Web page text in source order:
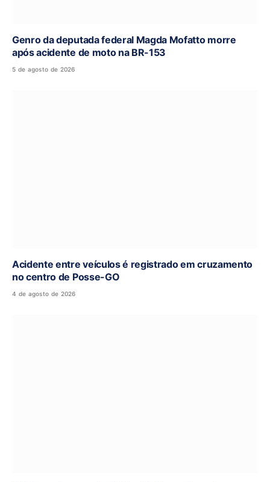
Genro da deputada federal Magda Mofatto morre
após acidente de moto na BR-153
5 de agosto de 2026
Acidente entre veículos é registrado em cruzamento
no centro de Posse-GO
4 de agosto de 2026